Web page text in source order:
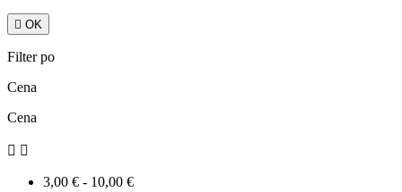
 OK
Filter po
Cena
Cena
 
3,00 € - 10,00 €